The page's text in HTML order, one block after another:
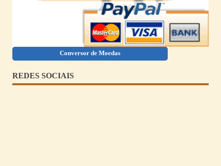
Conversor de Moedas
REDES SOCIAIS